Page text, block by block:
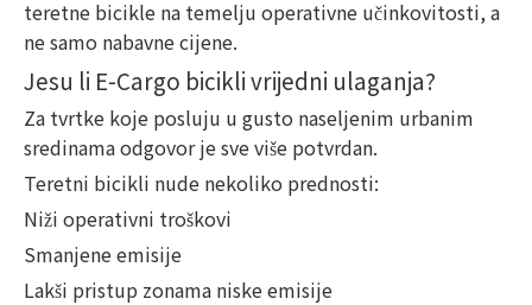
teretne bicikle na temelju operativne učinkovitosti, a
ne samo nabavne cijene.
Jesu li E-Cargo bicikli vrijedni ulaganja?
Za tvrtke koje posluju u gusto naseljenim urbanim
sredinama odgovor je sve više potvrdan.
Teretni bicikli nude nekoliko prednosti:
Niži operativni troškovi
Smanjene emisije
Lakši pristup zonama niske emisije